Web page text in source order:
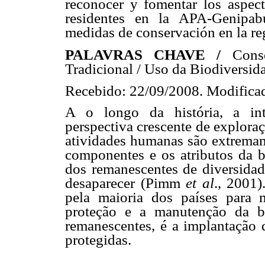
reconocer y fomentar los
residentes en la APA-
medidas de conservación en la
PALAVRAS CHAVE /
Tradicional / Uso da
Recebido: 22/09/2008.
A o longo da história, a
perspectiva crescente de
atividades humanas são
componentes e os atributos da
dos remanescentes de
desaparecer (Pimmet al.,
pela maioria dos países para
proteção e a manutenção da
remanescentes, é a
protegidas.